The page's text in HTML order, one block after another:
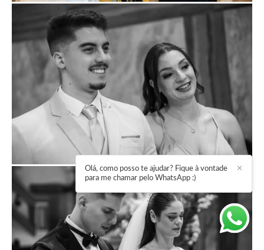
✕
Olá, como posso te ajudar? Fique à vontade
para me chamar pelo WhatsApp :)